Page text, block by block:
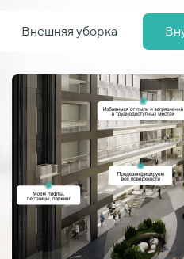
Внешняя уборка